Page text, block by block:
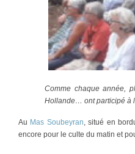
Comme chaque année,
Hollande… ont participé à
Au Mas Soubeyran, situé en
encore pour le culte du matin et